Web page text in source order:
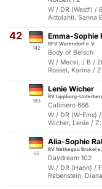
W / DR (Westf) /
Aittolahti, Sanna
42
142
Emma-Sophie
RFV Warendorf e.V.
Body of Belsch
W / Meckl. / B /
Rossel, Karina /
183
Lenie Wicher
RV Lippborg-
Calimero 666
W / DR (W-Ems)
Wicher, Lenie /
55
Alia-Sophie
RV Nethegau Brakel
Daydream 102
W / DR (Hann) /
Rabenstein,